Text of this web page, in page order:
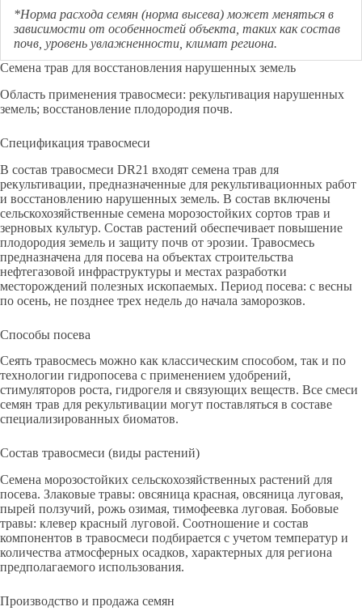
*Норма расхода семян (норма высева) может меняться в
зависимости от особенностей объекта, таких как состав
почв, уровень увлажненности, климат региона.
Семена трав для восстановления нарушенных земель
Область применения травосмеси: рекультивация нарушенных
земель; восстановление плодородия почв.
Спецификация травосмеси
В состав травосмеси DR21 входят семена трав для
рекультивации, предназначенные для рекультивационных работ
и восстановлению нарушенных земель. В состав включены
сельскохозяйственные семена морозостойких сортов трав и
зерновых культур. Состав растений обеспечивает повышение
плодородия земель и защиту почв от эрозии. Травосмесь
предназначена для посева на объектах строительства
нефтегазовой инфраструктуры и местах разработки
месторождений полезных ископаемых. Период посева: с весны
по осень, не позднее трех недель до начала заморозков.
Способы посева
Сеять травосмесь можно как классическим способом, так и по
технологии гидропосева с применением удобрений,
стимуляторов роста, гидрогеля и связующих веществ. Все смеси
семян трав для рекультивации могут поставляться в составе
специализированных биоматов.
Состав травосмеси (виды растений)
Семена морозостойких сельскохозяйственных растений для
посева. Злаковые травы: овсяница красная, овсяница луговая,
пырей ползучий, рожь озимая, тимофеевка луговая. Бобовые
травы: клевер красный луговой. Соотношение и состав
компонентов в травосмеси подбирается с учетом температур и
количества атмосферных осадков, характерных для региона
предполагаемого использования.
Производство и продажа семян